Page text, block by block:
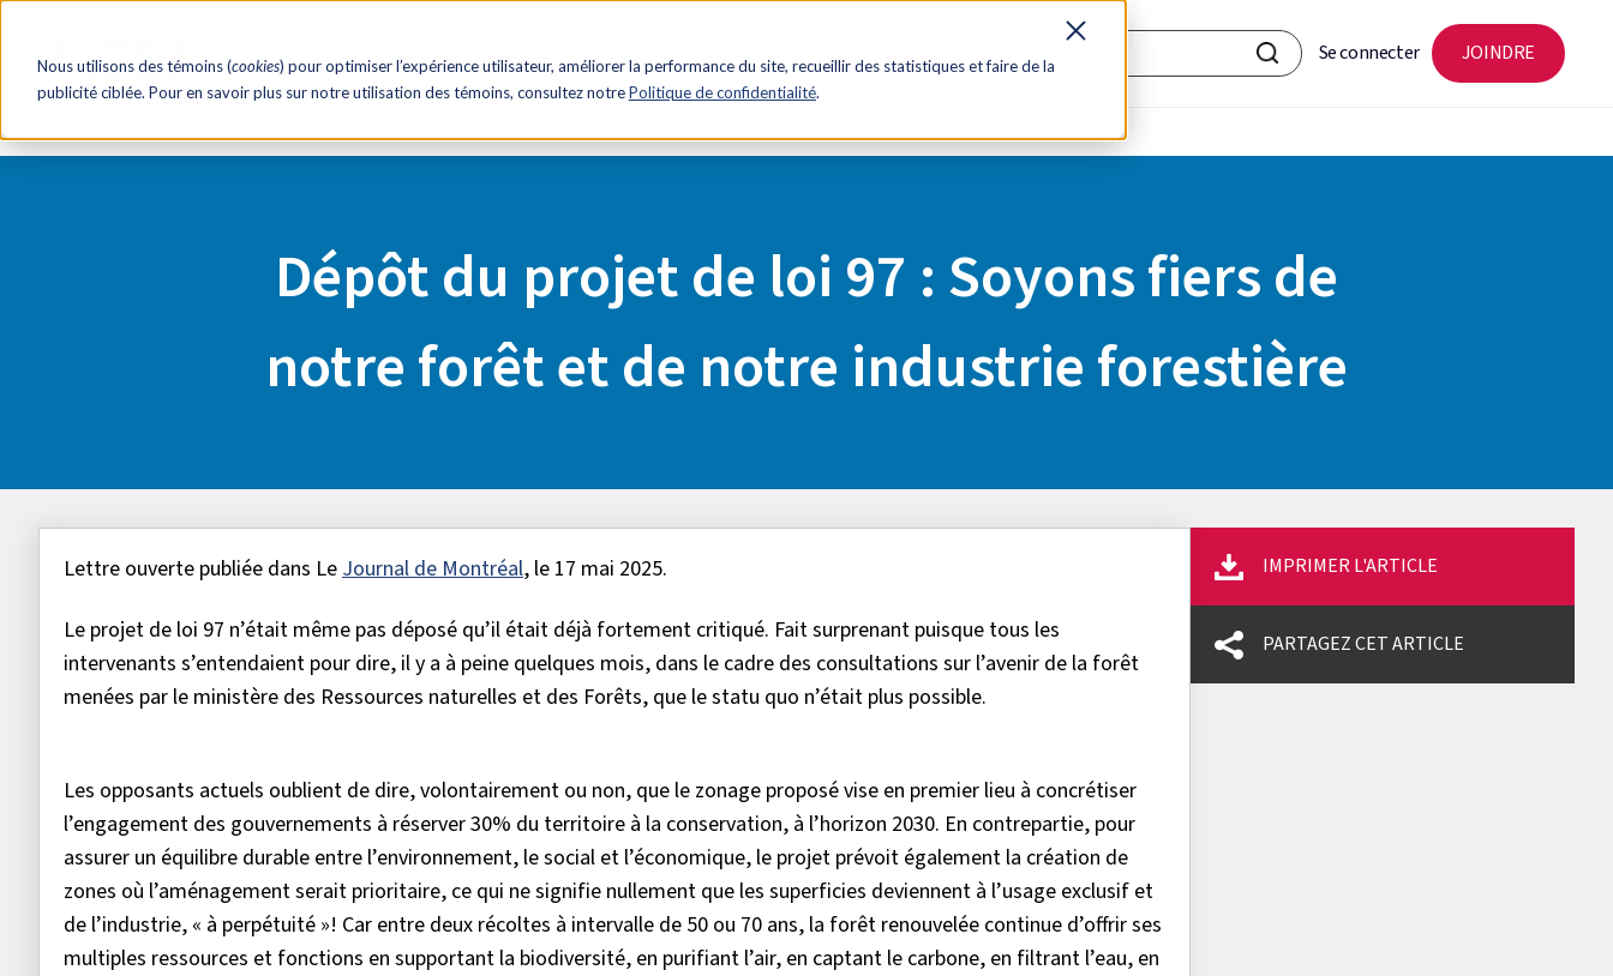
Nous utilisons des témoins (cookies) pour optimiser l’expérience utilisateur, améliorer la performance du site, recueillir des statistiques et faire de la
publicité ciblée. Pour en savoir plus sur notre utilisation des témoins, consultez notrePolitique de confidentialité.
Se connecter JOINDRE
Dépôt du projet de loi 97 : Soyons fiers de
notre forêt et de notre industrie forestière
Lettre ouverte publiée dans LeJournal de Montréal, le 17 mai 2025.
Le projet de loi 97 n’était même pas déposé qu’il était déjà fortement critiqué. Fait surprenant puisque tous les
intervenants s’entendaient pour dire, il y a à peine quelques mois, dans le cadre des consultations sur l’avenir de la forêt
menées par le ministère des Ressources naturelles et des Forêts, que le statu quo n’était plus possible.
Les opposants actuels oublient de dire, volontairement ou non, que le zonage proposé vise en premier lieu à concrétiser
l’engagement des gouvernements à réserver 30% du territoire à la conservation, à l’horizon 2030. En contrepartie, pour
assurer un équilibre durable entre l’environnement, le social et l’économique, le projet prévoit également la création de
zones où l’aménagement serait prioritaire, ce qui ne signifie nullement que les superficies deviennent à l’usage exclusif et
de l’industrie, « à perpétuité »! Car entre deux récoltes à intervalle de 50 ou 70 ans, la forêt renouvelée continue d’offrir ses
multiples ressources et fonctions en supportant la biodiversité, en purifiant l’air, en captant le carbone, en filtrant l’eau, en
IMPRIMER L'ARTICLE
PARTAGEZ CET ARTICLE